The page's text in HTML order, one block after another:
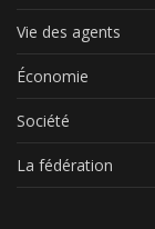
Vie des agents
Économie
Société
La fédération